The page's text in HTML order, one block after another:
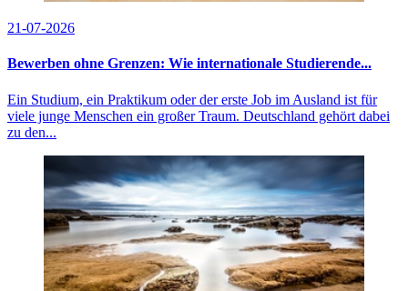
21-07-2026
Bewerben ohne Grenzen: Wie internationale Studierende...
Ein Studium, ein Praktikum oder der erste Job im Ausland ist für
viele junge Menschen ein großer Traum. Deutschland gehört dabei
zu den...